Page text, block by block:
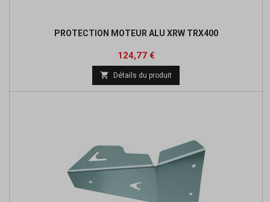
PROTECTION MOTEUR ALU XRW TRX400
Prix
124,77 €Prix
de
base
 Détails du produit